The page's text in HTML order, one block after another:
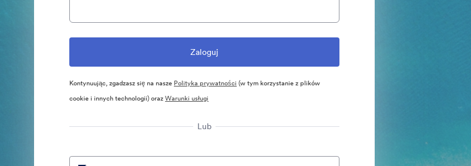
Kontynuując, zgadzasz się na nasze Polityka prywatności (w tym korzystanie z plików
cookie i innych technologii) orazWarunki usługi
Lub